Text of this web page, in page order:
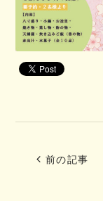
前の記事